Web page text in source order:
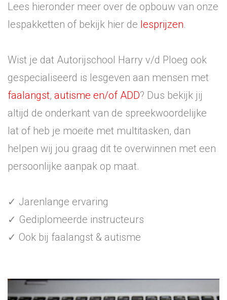
Lees hieronder meer over de opbouw van onze
lespakketten of bekijk hier de lesprijzen.
Wist je dat Autorijschool Harry v/d Ploeg ook
gespecialiseerd is lesgeven aan mensen met
faalangst, autisme en/of ADD? Dus bekijk jij
altijd de onderkant van de spreekwoordelijke
lat of heb je moeite met multitasken, dan
helpen wij jou graag dit te overwinnen met een
persoonlijke aanpak op maat.
✓ Jarenlange ervaring
✓ Gediplomeerde instructeurs
✓ Ook bij faalangst & autisme